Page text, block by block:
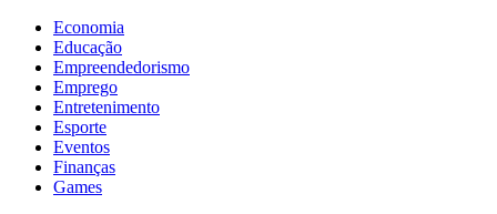
Economia
Educação
Empreendedorismo
Emprego
Entretenimento
Esporte
Eventos
Finanças
Games